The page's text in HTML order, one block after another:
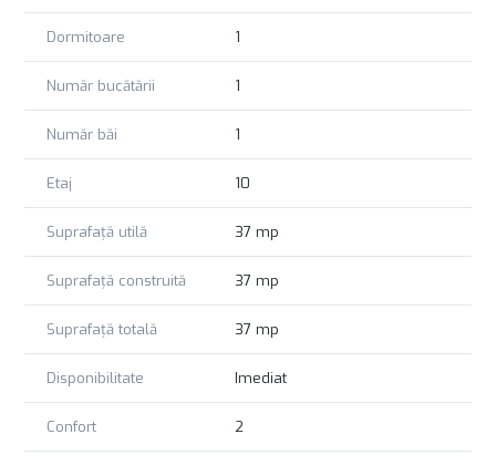
Dormitoare 1
Număr bucătării 1
Număr băi 1
Etaj 10
Suprafață utilă 37 mp
Suprafață construită 37 mp
Suprafață totală 37 mp
Disponibilitate Imediat
Confort 2